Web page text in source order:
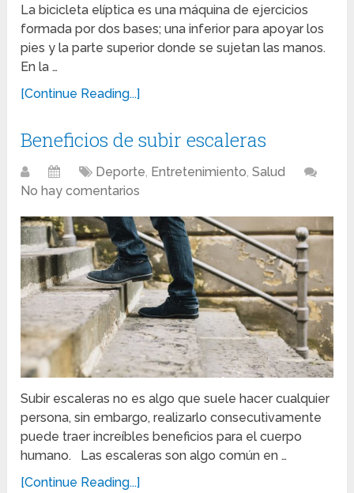
La bicicleta elíptica es una máquina de ejercicios
formada por dos bases; una inferior para apoyar los
pies y la parte superior donde se sujetan las manos.
En la …
[Continue Reading...]
Beneficios de subir escaleras
Deporte, Entretenimiento,Salud
No hay comentarios
Subir escaleras no es algo que suele hacer cualquier
persona, sin embargo, realizarlo consecutivamente
puede traer increíbles beneficios para el cuerpo
humano. Las escaleras son algo común en …
[Continue Reading...]